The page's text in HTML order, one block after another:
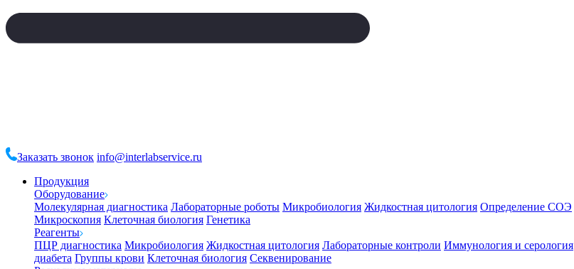
Заказать звонок info@interlabservice.ru
Продукция
Оборудование
Молекулярная диагностика Лабораторные роботы Микробиология Жидкостная цитология Определение СОЭ
Микроскопия Клеточная биология Генетика
Реагенты
ПЦР диагностика Микробиология Жидкостная цитология Лабораторные контроли Иммунология и серология
диабета Группы крови Клеточная биология Секвенирование